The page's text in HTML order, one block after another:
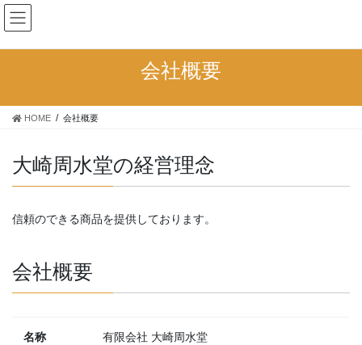
コ
ン
ス
ナ
ビ
ン
会社概要
HOME 会社概要
大崎周水堂の経営理念
信頼のできる商品を提供しております。
会社概要
名称 有限会社 大崎周水堂